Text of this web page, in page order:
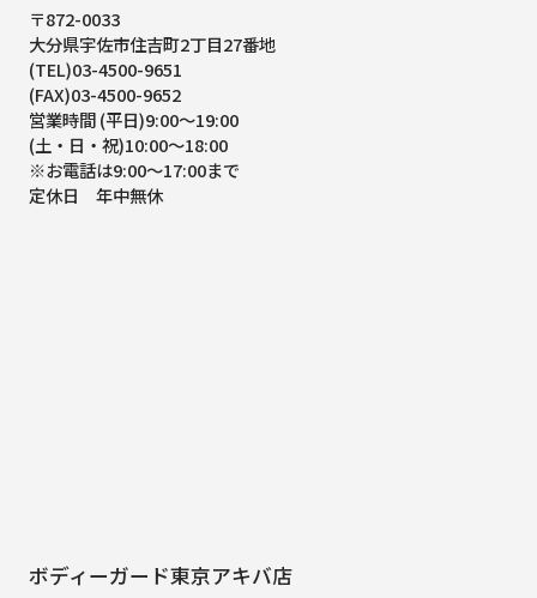
〒872-0033
大分県宇佐市住吉町2丁目27番地
(TEL)03-4500-9651
(FAX)03-4500-9652
営業時間 (平日)9:00～19:00
(土・日・祝)10:00～18:00
※お電話は9:00～17:00まで
定休日 年中無休
ボディーガード東京アキバ店